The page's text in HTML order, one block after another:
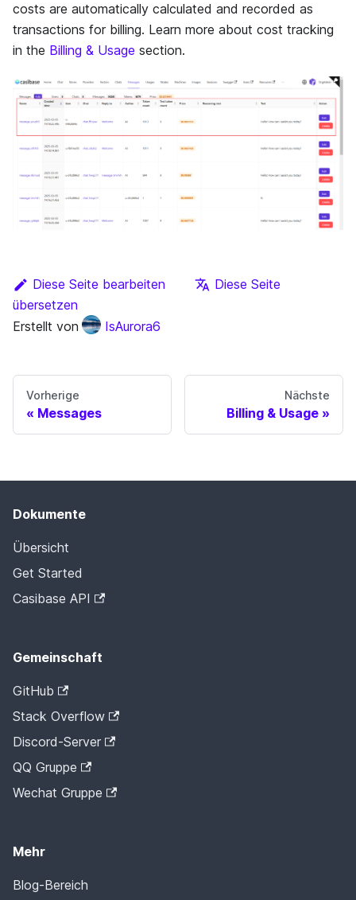
costs are automatically calculated and recorded as
transactions for billing. Learn more about cost tracking
in the Billing & Usage section.
Diese Seite bearbeiten
Diese Seite
übersetzen
Erstellt von
IsAurora6
Vorherige
Messages
Nächste
Billing & Usage
Dokumente
Übersicht
Get Started
Casibase API
Gemeinschaft
GitHub
Stack Overflow
Discord-Server
QQ Gruppe
Wechat Gruppe
Mehr
Blog-Bereich